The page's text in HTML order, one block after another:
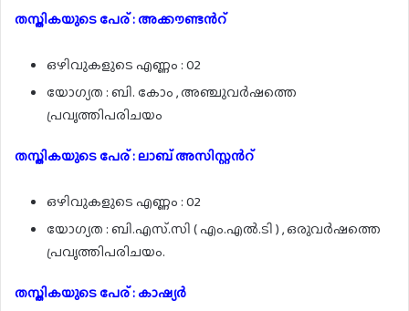
തസ്തികയുടെ പേര് : അക്കൗണ്ടൻറ്
ഒഴിവുകളുടെ എണ്ണം : 02
യോഗ്യത : ബി. കോം , അഞ്ചുവർഷത്തെ
പ്രവൃത്തിപരിചയം
തസ്തികയുടെ പേര് : ലാബ് അസിസ്റ്റൻറ്
ഒഴിവുകളുടെ എണ്ണം : 02
യോഗ്യത : ബി.എസ്.സി ( എം.എൽ.ടി ) , ഒരുവർഷത്തെ
പ്രവൃത്തിപരിചയം.
തസ്തികയുടെ പേര് : കാഷ്യർ